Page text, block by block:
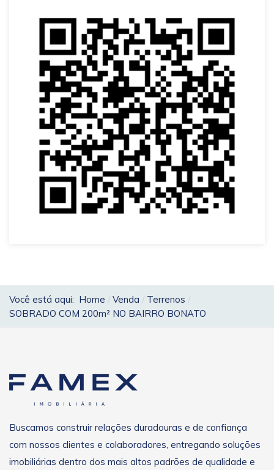
Você está aqui: Home Venda
Terrenos
SOBRADO COM 200m² NO BAIRRO BONATO
Buscamos construir relações duradouras e de confiança
com nossos clientes e colaboradores, entregando soluções
imobiliárias dentro dos mais altos padrões de qualidade e